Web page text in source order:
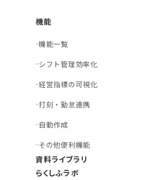
機能
機能一覧
シフト管理効率化
経営指標の可視化
打刻・勤怠連携
自動作成
その他便利機能
資料ライブラリ
らくしふラボ